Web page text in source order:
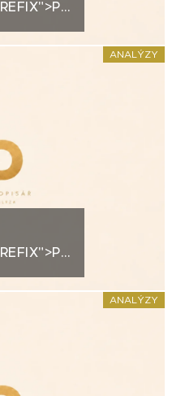
ANALÝZY
ANALÝZY